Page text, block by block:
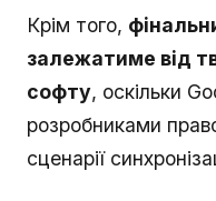
Крім того,
залежатиме від
софту, оскільки
розробниками
сценарії